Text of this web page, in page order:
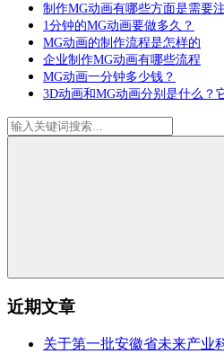
制作MG动画有哪些方面是需要
1分钟的MG动画要做多久？
MG动画的制作流程是怎样的
企业制作MG动画有哪些流程
MG动画一分钟多少钱？
3D动画和MG动画分别是什么？
近期文章
关于第一批安徽省未来产业